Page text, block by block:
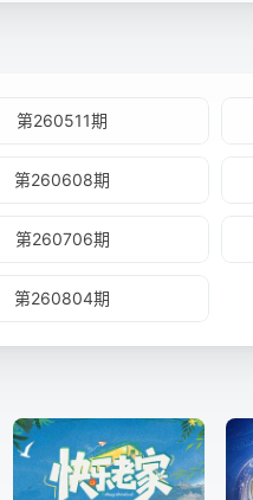
第260511期
第260608期
第260706期
第260804期